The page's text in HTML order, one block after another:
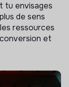
tu envisages
de sens
ressources
et